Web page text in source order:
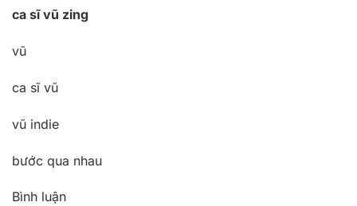
ca sĩ vũ zing
vũ
ca sĩ vũ
vũ indie
bước qua nhau
Bình luận